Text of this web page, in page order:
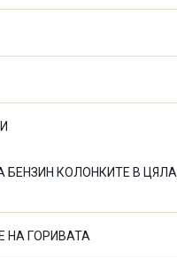
БЕНЗИН КОЛОНКИТЕ В ЦЯЛА
НА ГОРИВАТА